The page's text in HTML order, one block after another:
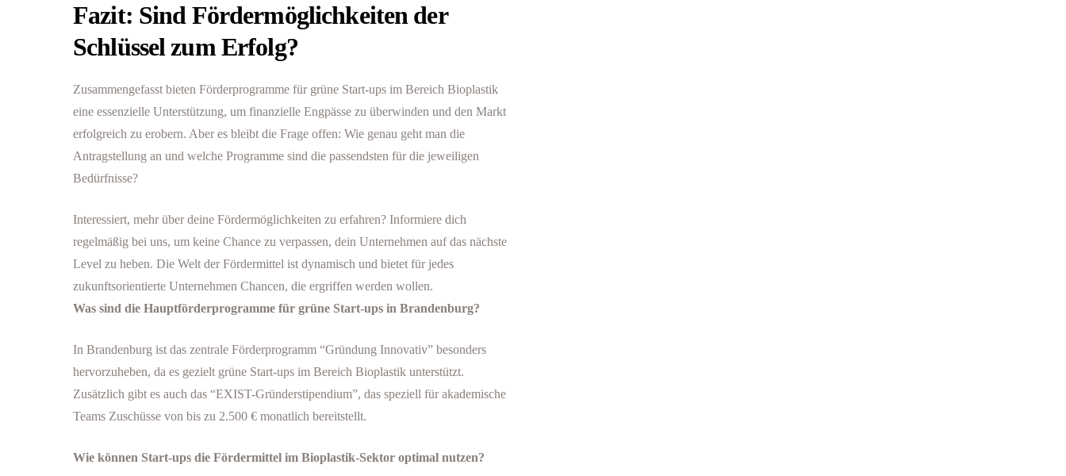
Fazit: Sind Fördermöglichkeiten der
Schlüssel zum Erfolg?
Zusammengefasst bieten Förderprogramme für grüne Start-ups im Bereich Bioplastik
eine essenzielle Unterstützung, um finanzielle Engpässe zu überwinden und den Markt
erfolgreich zu erobern. Aber es bleibt die Frage offen: Wie genau geht man die
Antragstellung an und welche Programme sind die passendsten für die jeweiligen
Bedürfnisse?
Interessiert, mehr über deine Fördermöglichkeiten zu erfahren? Informiere dich
regelmäßig bei uns, um keine Chance zu verpassen, dein Unternehmen auf das nächste
Level zu heben. Die Welt der Fördermittel ist dynamisch und bietet für jedes
zukunftsorientierte Unternehmen Chancen, die ergriffen werden wollen.
Was sind die Hauptförderprogramme für grüne Start-ups in Brandenburg?
In Brandenburg ist das zentrale Förderprogramm “Gründung Innovativ” besonders
hervorzuheben, da es gezielt grüne Start-ups im Bereich Bioplastik unterstützt.
Zusätzlich gibt es auch das “EXIST-Gründerstipendium”, das speziell für akademische
Teams Zuschüsse von bis zu 2.500 € monatlich bereitstellt.
Wie können Start-ups die Fördermittel im Bioplastik-Sektor optimal nutzen?